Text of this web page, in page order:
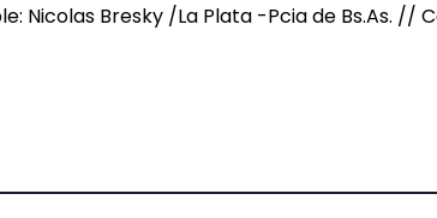
Nicolas Bresky /La Plata -Pcia de Bs.As.